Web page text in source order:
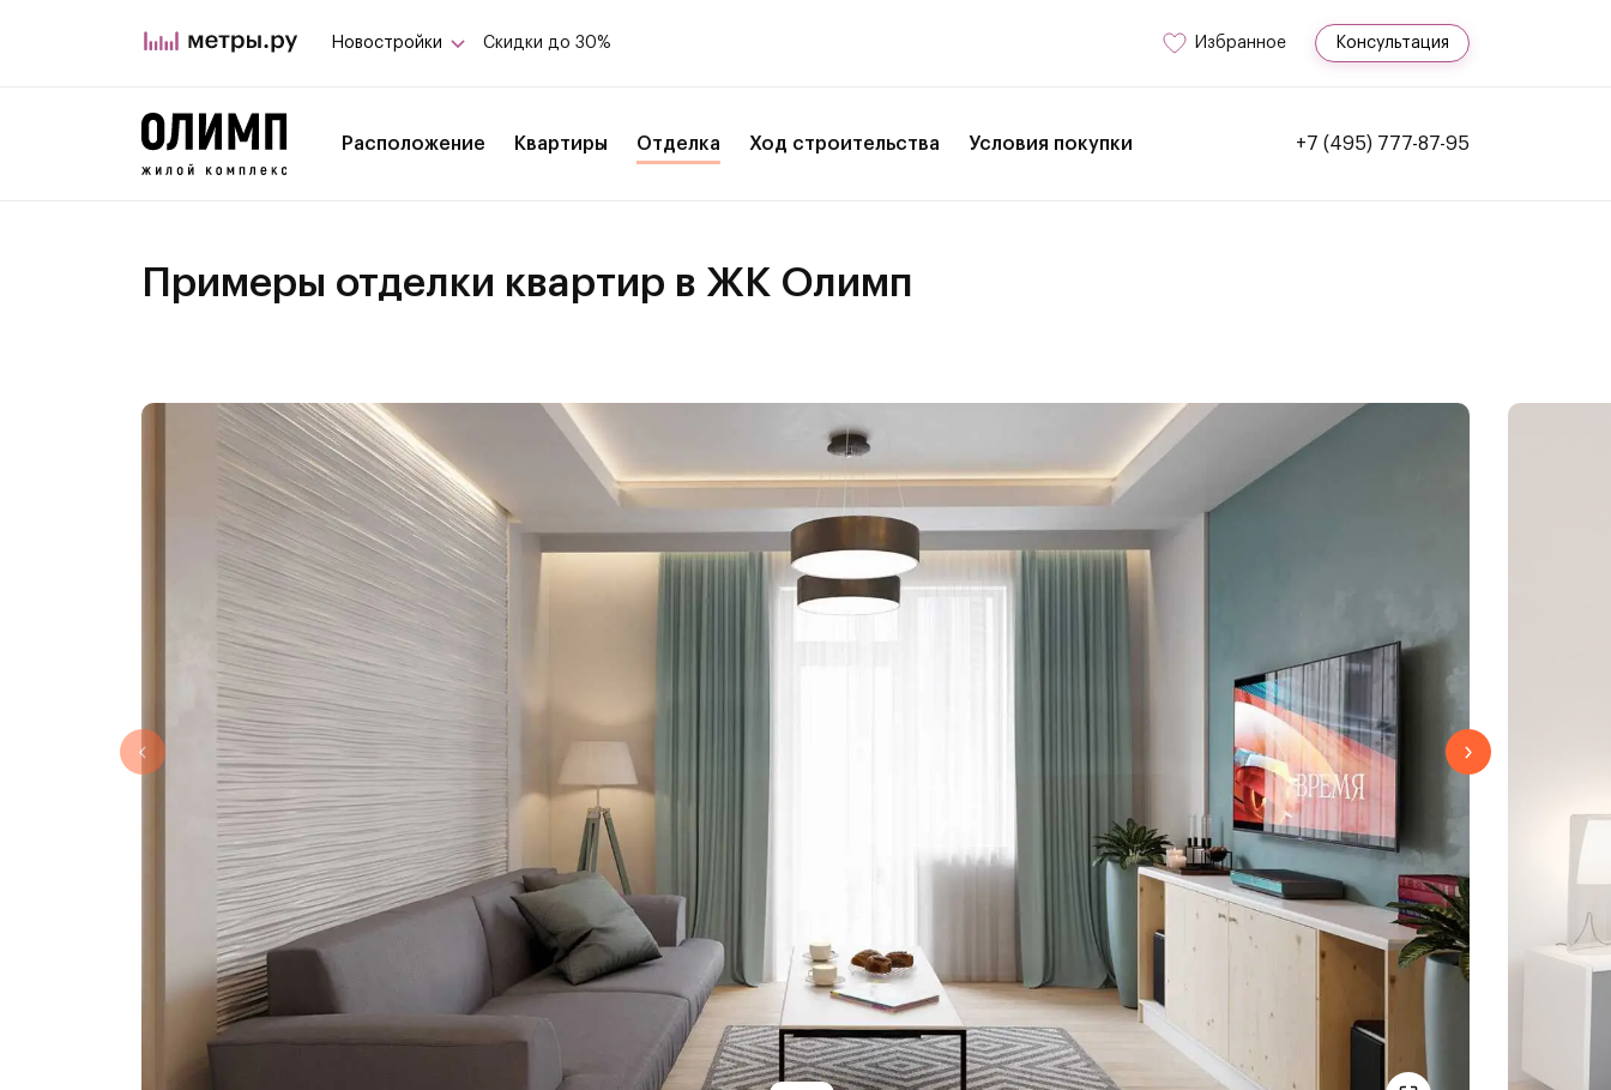
Новостройки Скидки до 30% Избранное Консультация
Расположение Квартиры Отделка Ход строительства Условия покупки +7 (495) 777-87-95
Примеры отделки квартир в ЖК Олимп